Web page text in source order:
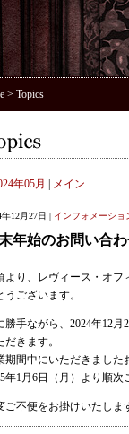
> Topics
年05月 メイン
年12月27日 | インフォメーショ
年始のお問い合
より、レヴィース・オフ
うございます。
勝手ながら、2024年12
だきます。
期間中にいただきました
年1月6日（月）より順次
ご不便をお掛けいたしま